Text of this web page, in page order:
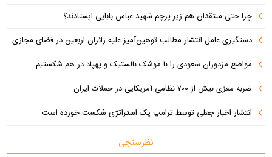
چرا حتی منتقدان هم زیر پرچم شهید عباس بابایی ایستادند؟
دستگیری عامل انتشار مطالب توهین‌آمیز علیه زائران اربعین در فضای مجازی
مواضع مزدوران سعودی را با موشک بالستیک و پهپاد در هم شکستیم
ضربه مغزی بیش از ۷۰۰ نظامی آمریکایی در حملات ایران
انتشار اخبار جعلی توسط ترامپ یک استراتژی شکست خورده است
نظرسنجی